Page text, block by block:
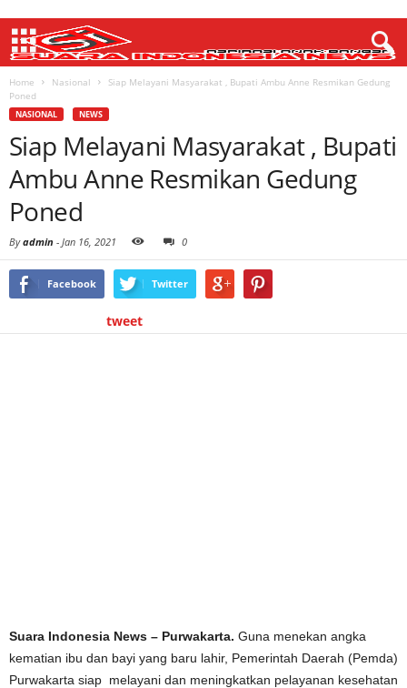
Home Nasional
Siap Melayani Masyarakat , Bupati Ambu Anne Resmikan Gedung
Poned
NASIONAL NEWS
Siap Melayani Masyarakat , Bupati
Ambu Anne Resmikan Gedung
Poned
Byadmin - Jan 16, 2021 0
Facebook Twitter
tweet
Suara Indonesia News – Purwakarta. Guna menekan angka
kematian ibu dan bayi yang baru lahir, Pemerintah Daerah (Pemda)
Purwakarta siap melayani dan meningkatkan pelayanan kesehatan